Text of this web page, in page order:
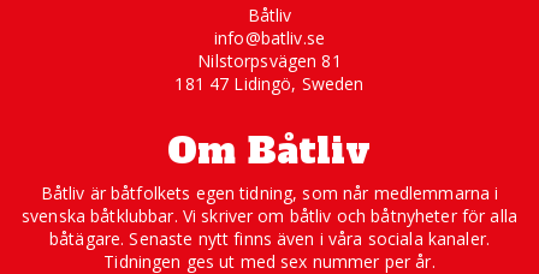
Båtliv
info@batliv.se
Nilstorpsvägen 81
181 47 Lidingö, Sweden
Om Båtliv
Båtliv är båtfolkets egen tidning, som når medlemmarna i
svenska båtklubbar. Vi skriver om båtliv och båtnyheter för alla
båtägare. Senaste nytt finns även i våra sociala kanaler.
Tidningen ges ut med sex nummer per år.